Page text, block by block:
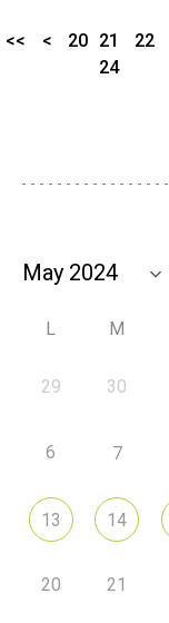
<< < 20 21 22
24
L M
29 30
6 7
13 14
20 21